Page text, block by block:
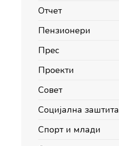
Отчет
Пензионери
Прес
Проекти
Совет
Социјална заштита
Спорт и млади